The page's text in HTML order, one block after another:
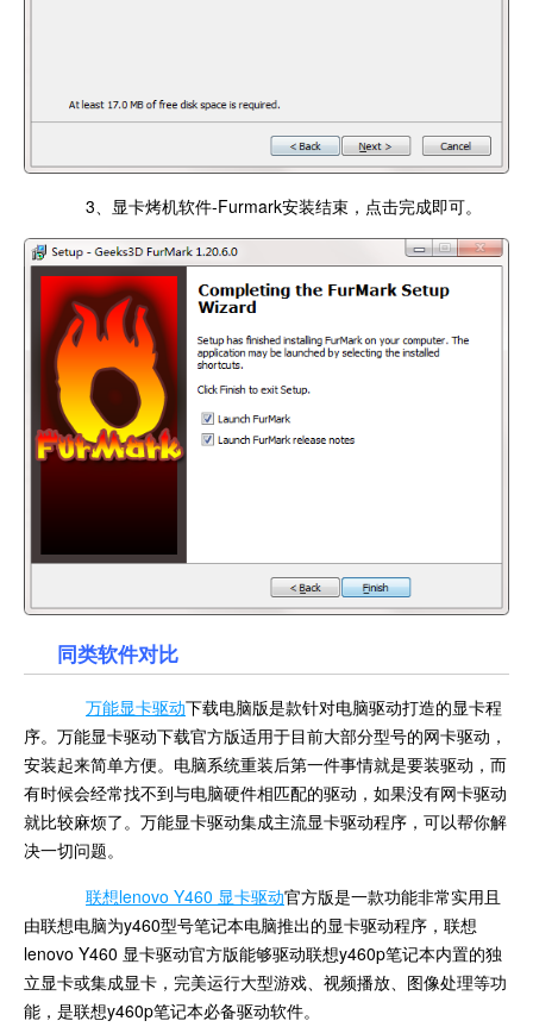
3、显卡烤机软件-Furmark安装结束，点击完成即可。
同类软件对比
万能显卡驱动下载电脑版是款针对电脑驱动打造的显卡程
序。万能显卡驱动下载官方版适用于目前大部分型号的网卡驱动，
安装起来简单方便。电脑系统重装后第一件事情就是要装驱动，而
有时候会经常找不到与电脑硬件相匹配的驱动，如果没有网卡驱动
就比较麻烦了。万能显卡驱动集成主流显卡驱动程序，可以帮你解
决一切问题。
联想lenovo Y460 显卡驱动官方版是一款功能非常实用且
由联想电脑为y460型号笔记本电脑推出的显卡驱动程序，联想
lenovo Y460 显卡驱动官方版能够驱动联想y460p笔记本内置的独
立显卡或集成显卡，完美运行大型游戏、视频播放、图像处理等功
能，是联想y460p笔记本必备驱动软件。